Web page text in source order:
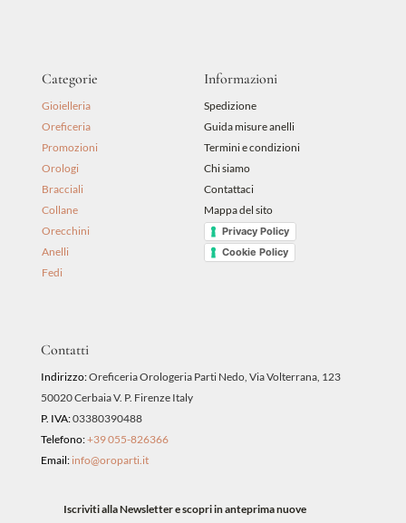
Categorie
Gioielleria
Oreficeria
Promozioni
Orologi
Bracciali
Collane
Orecchini
Anelli
Fedi
Informazioni
Spedizione
Guida misure anelli
Termini e condizioni
Chi siamo
Contattaci
Mappa del sito
Privacy Policy
Cookie Policy
Contatti
Indirizzo:Oreficeria Orologeria Parti Nedo, Via Volterrana, 123
50020 Cerbaia V. P. Firenze Italy
P. IVA:03380390488
Telefono:+39 055-826366
Email: info@oroparti.it
Iscriviti alla Newsletter e scopri in anteprima nuove